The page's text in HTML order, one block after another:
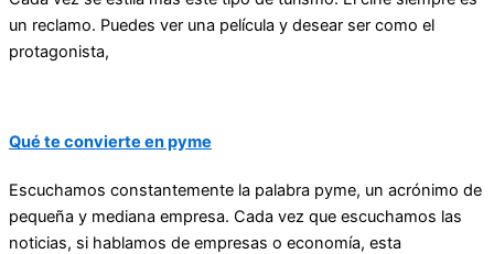
un reclamo. Puedes ver una película y desear ser como el
protagonista,
Qué te convierte en pyme
Escuchamos constantemente la palabra pyme, un acrónimo de
pequeña y mediana empresa. Cada vez que escuchamos las
noticias, si hablamos de empresas o economía, esta